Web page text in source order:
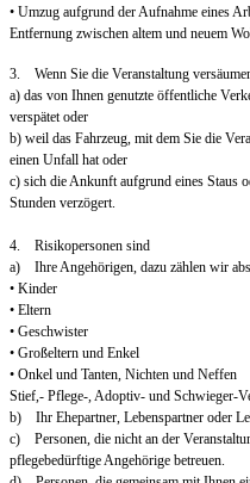
• Umzug aufgrund der Aufnahme eines
Entfernung zwischen altem und neuem
3. Wenn Sie die Veranstaltung
a) das von Ihnen genutzte öffentliche
verspätet oder
b) weil das Fahrzeug, mit dem Sie die
einen Unfall hat oder
c) sich die Ankunft aufgrund eines Staus
Stunden verzögert.
4. Risikopersonen sind
a) Ihre Angehörigen, dazu zählen wir
• Kinder
• Eltern
• Geschwister
• Großeltern und Enkel
• Onkel und Tanten, Nichten und Neffen
Stief,- Pflege-, Adoptiv- und Schwieger-
b) Ihr Ehepartner, Lebenspartner oder
c) Personen, die nicht an der
pflegebedürftige Angehörige betreuen.